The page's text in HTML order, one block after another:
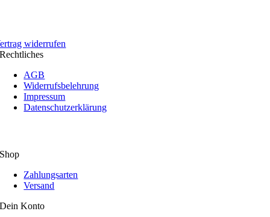
widerrufen
Rechtliches
AGB
Widerrufsbelehrung
Impressum
Datenschutzerklärung
Shop
Zahlungsarten
Versand
Dein Konto